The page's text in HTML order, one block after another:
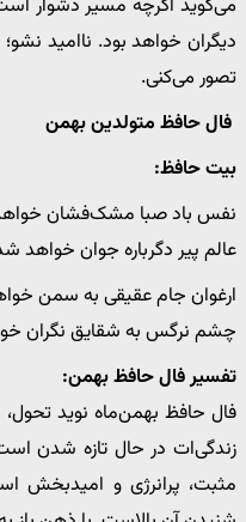
می‌گوید اگرچه مسیر دشوار
دیگران خواهد بود. ناامید
تصور می‌کنی.
فال حافظ متولدین بهمن
بیت حافظ:
نفس باد صبا مشک‌فشان
عالم پیر دگرباره جوان خواهد
ارغوان جام عقیقی به سمن
چشم نرگس به شقایق نگران
تفسیر فال حافظ بهمن:
فال حافظ بهمن‌ماه نوید
زندگی‌ات در حال تازه شدن
مثبت، پرانرژی و امیدبخش